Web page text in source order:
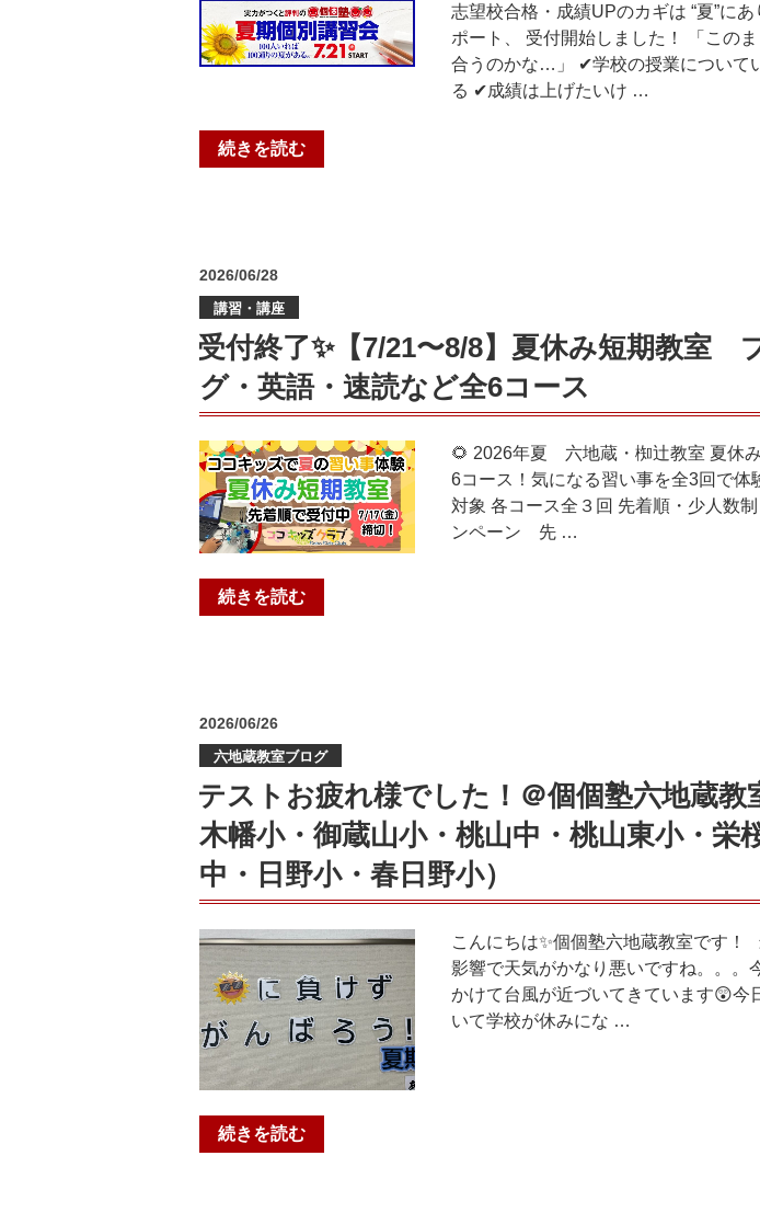
月
更
新”
テ
ス
強
法』
定
期
テ
ス
ト
｜
個
個
塾
ル
ー
情
報”
の
志望校合格・成績UPのカギは “夏”に
ポート、 受付開始しました！ 「この
合うのかな…」 ✔学校の授業について
る ✔成績は上げたいけ …
“2026
夏
講
習
会
の
ご
案
内”
の
続きを読む
投
日:
2026/06/28
講習・講座
受付終了✨【7/21〜8/8】夏休み短期教室
グ・英語・速読など全6コース
🌻 2026年夏 六地蔵・椥辻教室 夏休
6コース！気になる習い事を全3回で体
対象 各コース全３回 先着順・少人数
ンペーン 先 …
“受
付
8/8】
夏
み
短
教
プ
グ
ラ
ミ
ン
グ・
英
語・
続きを読む
投
日:
2026/06/26
六地蔵教室ブログ
テストお疲れ様でした！＠個個塾六地蔵教
木幡小・御蔵山小・桃山中・桃山東小・栄
中・日野小・春日野小）
こんにちは✨個個塾六地蔵教室です！
影響で天気がかなり悪いですね。。。
かけて台風が近づいてきています😲今
いて学校が休みにな …
“テ
ス
続きを読む